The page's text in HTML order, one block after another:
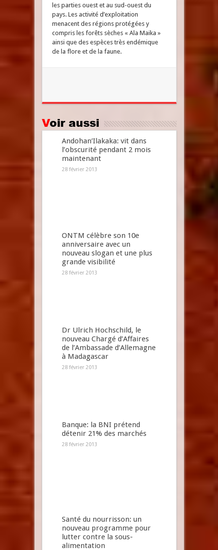
les parties ouest et au sud-ouest du
pays. Les activité d’exploitation
menacent des régions protégées y
compris les forêts sèches « Ala Maika »
ainsi que des espèces très endémique
de la flore et de la faune.
Voir aussi
Andohan’Ilakaka: vit dans
l’obscurité pendant 2 mois
maintenant
28 février 2013
ONTM célèbre son 10e
anniversaire avec un
nouveau slogan et une plus
grande visibilité
28 février 2013
Dr Ulrich Hochschild, le
nouveau Chargé d’Affaires
de l’Ambassade d’Allemagne
à Madagascar
28 février 2013
Banque: la BNI prétend
détenir 21% des marchés
28 février 2013
Santé du nourrisson: un
nouveau programme pour
lutter contre la sous-
alimentation